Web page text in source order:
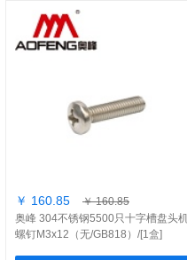
￥ 160.85
￥ 160.85
奥峰 304不锈钢5500只十字槽盘头
螺钉M3x12（无/GB818）/[1盒]